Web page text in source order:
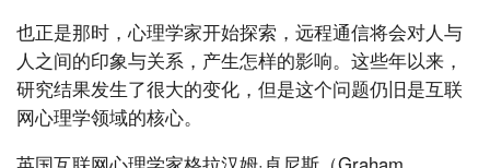
也正是那时，心理学家开始探索，远程通信将会对人与
人之间的印象与关系，产生怎样的影响。这些年以来，
研究结果发生了很大的变化，但是这个问题仍旧是互联
网心理学领域的核心。